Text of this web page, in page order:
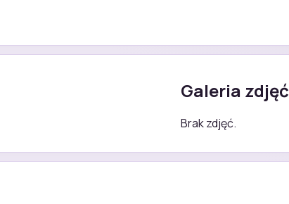
Galeria zdjęć
Brak zdjęć.